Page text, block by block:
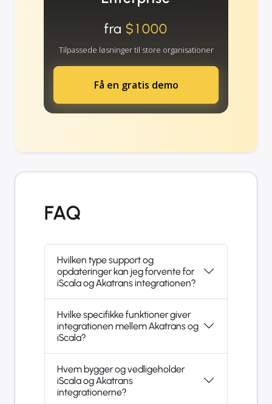
fra $1000
Tilpassede løsninger til store organisationer
Få en gratis demo
FAQ
Hvilken type support og
opdateringer kan jeg forvente for
iScala og Akatrans integrationen?
Hvilke specifikke funktioner giver
integrationen mellem Akatrans og
iScala?
Hvem bygger og vedligeholder
iScala og Akatrans
integrationerne?